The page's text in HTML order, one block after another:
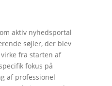
aktiv nyhedsportal
søjler, der blev
fra starten af
fokus på
af professionel